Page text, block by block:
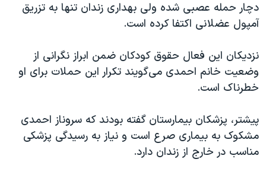
دچار حمله عصبی شده ولی بهداری زندان تنها به تزریق
آمپول عضلانی اکتفا کرده است.
نزدیکان این فعال حقوق کودکان ضمن ابراز نگرانی از
وضعیت خانم احمدی می‌گویند تکرار این حملات برای او
خطرناک است.
پیشتر، پزشکان بیمارستان گفته بودند که سروناز احمدی
مشکوک به بیماری صرع است و نیاز به رسیدگی پزشکی
مناسب در خارج از زندان دارد.